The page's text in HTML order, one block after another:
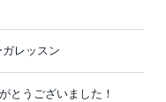
ガレッスン
とうございました！